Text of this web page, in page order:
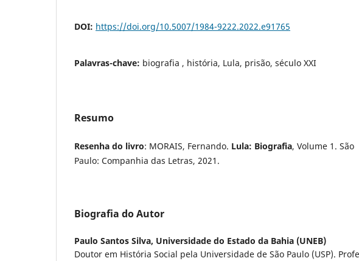
DOI: https://doi.org/10.5007/1984-9222.2022.e91765
Palavras-chave: biografia , história, Lula, prisão, século XXI
Resumo
Resenha do livro: MORAIS, Fernando. Lula: Biografia, Volume 1. São
Paulo: Companhia das Letras, 2021.
Biografia do Autor
Paulo Santos Silva, Universidade do Estado da Bahia (UNEB)
Doutor em História Social pela Universidade de São Paulo (USP).